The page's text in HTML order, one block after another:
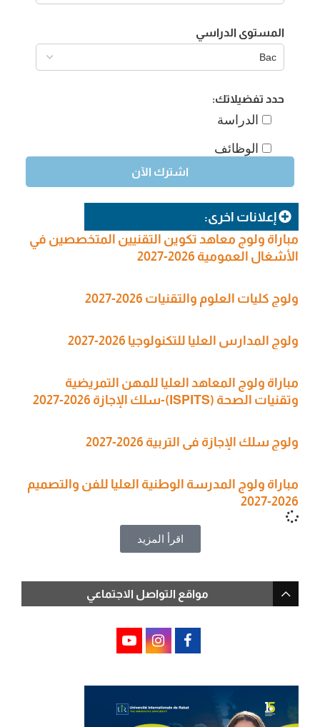
المستوى الدراسي
حدد تفضيلاتك:
الدراسة
الوظائف
إعلانات اخرى:
مباراة ولوج معاهد تكوين التقنيين المتخصصين في
الأشغال العمومية 2026-2027
ولوج كليات العلوم والتقنيات 2026-2027
ولوج المدارس العليا للتكنولوجيا 2026-2027
مباراة ولوج المعاهد العليا للمهن التمريضية
وتقنيات الصحة (ISPITS)-سلك الإجازة 2026-2027
ولوج سلك الإجازة في التربية 2026-2027
مباراة ولوج المدرسة الوطنية العليا للفن والتصميم
2026-2027
اقرأ المزيد
مواقع التواصل الاجتماعي